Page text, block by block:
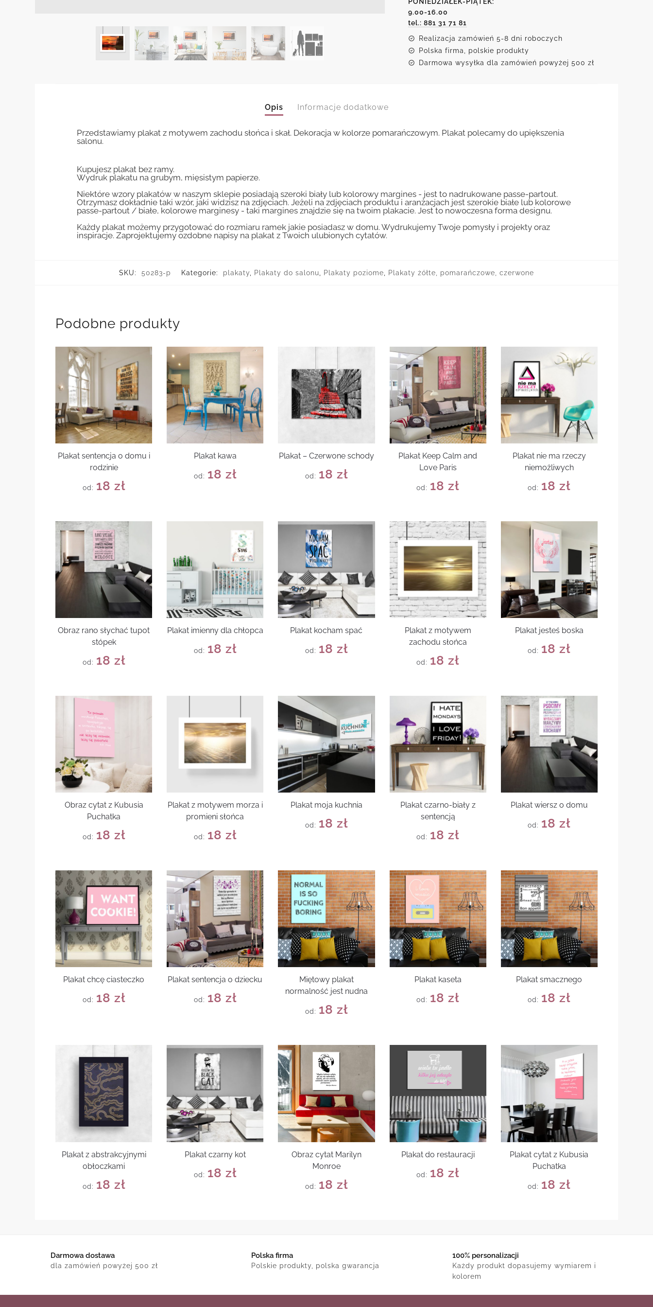
i
skały
9.00-16.00
tel.: 881 31 71 81
Realizacja zamówień 5-8 dni roboczych
Polska firma, polskie produkty
Darmowa wysyłka dla zamówień powyżej 500 zł
Opis Informacje dodatkowe
Przedstawiamy plakat z motywem zachodu słońca i skał. Dekoracja w kolorze pomarańczowym. Plakat polecamy do upiększenia
salonu.
Kupujesz plakat bez ramy.
Wydruk plakatu na grubym, mięsistym papierze.
Niektóre wzory plakatów w naszym sklepie posiadają szeroki biały lub kolorowy margines - jest to nadrukowane passe-partout.
Otrzymasz dokładnie taki wzór, jaki widzisz na zdjęciach. Jeżeli na zdjęciach produktu i aranżacjach jest szerokie białe lub kolorowe
passe-partout / białe, kolorowe marginesy - taki margines znajdzie się na twoim plakacie. Jest to nowoczesna forma designu.
Każdy plakat możemy przygotować do rozmiaru ramek jakie posiadasz w domu. Wydrukujemy Twoje pomysły i projekty oraz
inspiracje. Zaprojektujemy ozdobne napisy na plakat z Twoich ulubionych cytatów.
SKU: 50283-p Kategorie: plakaty Plakaty do salonu Plakaty poziome Plakaty żółte, pomarańczowe, czerwone
Podobne produkty
Plakat sentencja o domu i
rodzinie
od: 18 zł
Plakat kawa
od: 18 zł
Plakat – Czerwone schody
od: 18 zł
Plakat Keep Calm and
Love Paris
od: 18zł
Plakat nie ma rzeczy
niemożliwych
od: 18zł
Obraz rano słychać tupot
stópek
od: 18 zł
Plakat imienny dla chłopca
od: 18 zł
Plakat kocham spać
od: 18 zł
Plakat z motywem
zachodu słońca
od: 18zł
Plakat jesteś boska
od: 18zł
Obraz cytat z Kubusia
Puchatka
od: 18 zł
Plakat z motywem morza i
promieni słońca
od: 18 zł
Plakat moja kuchnia
od: 18 zł
Plakat czarno-biały z
sentencją
od: 18zł
Plakat wiersz o domu
od: 18zł
Plakat chcę ciasteczko
od: 18 zł
Plakat sentencja o dziecku
od: 18 zł
Miętowy plakat
normalność jest nudna
od: 18 zł
Plakat kaseta
od: 18zł
Plakat smacznego
od: 18zł
Plakat z abstrakcyjnymi
obłoczkami
od: 18 zł
Plakat czarny kot
od: 18 zł
Obraz cytat Marilyn
Monroe
od: 18 zł
Plakat do restauracji
od: 18zł
Plakat cytat z Kubusia
Puchatka
od: 18zł
Darmowa dostawa
dla zamówień powyżej 500 zł
Polska firma
Polskie produkty, polska gwarancja
100% personalizacji
Każdy produkt dopasujemy wymiarem i
kolorem